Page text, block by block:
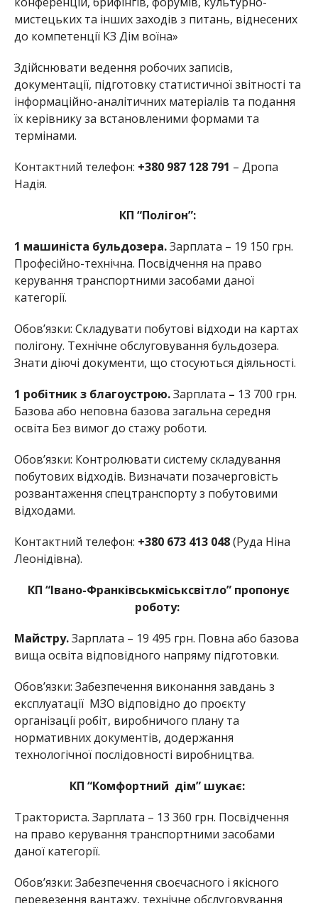
мистецьких та інших заходів з питань, віднесених
до компетенції КЗ Дім воїна»
Здійснювати ведення робочих записів,
документації, підготовку статистичної звітності та
інформаційно-аналітичних матеріалів та подання
їх керівнику за встановленими формами та
термінами.
Контактний телефон: +380 987 128 791 – Дропа
Надія.
КП “Полігон”:
1 машиніста бульдозера.Зарплата – 19 150 грн.
Професійно-технічна. Посвідчення на право
керування транспортними засобами даної
категорії.
Обов’язки: Складувати побутові відходи на картах
полігону. Технічне обслуговування бульдозера.
Знати діючі документи, що стосуються діяльності.
1 робітник з благоустрою.Зарплата – 13 700 грн.
Базова або неповна базова загальна середня
освіта Без вимог до стажу роботи.
Обов’язки: Контролювати систему складування
побутових відходів. Визначати позачерговість
розвантаження спецтранспорту з побутовими
відходами.
Контактний телефон: +380 673 413 048(Руда Ніна
Леонідівна).
КП “Івано-Франківськміськсвітло” пропонує
роботу:
Майстру.Зарплата – 19 495 грн. Повна або базова
вища освіта відповідного напряму підготовки.
Обов’язки: Забезпечення виконання завдань з
експлуатації МЗО відповідно до проєкту
організації робіт, виробничого плану та
нормативних документів, додержання
технологічної послідовності виробництва.
КП “Комфортний дім” шукає:
Тракториста. Зарплата – 13 360 грн. Посвідчення
на право керування транспортними засобами
даної категорії.
Обов’язки: Забезпечення своєчасного і якісного
перевезення вантажу, технічне обслуговування